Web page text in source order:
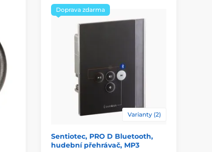
Doprava zdarma
Varianty (2)
Sentiotec, PRO D Bluetooth,
hudební přehrávač, MP3